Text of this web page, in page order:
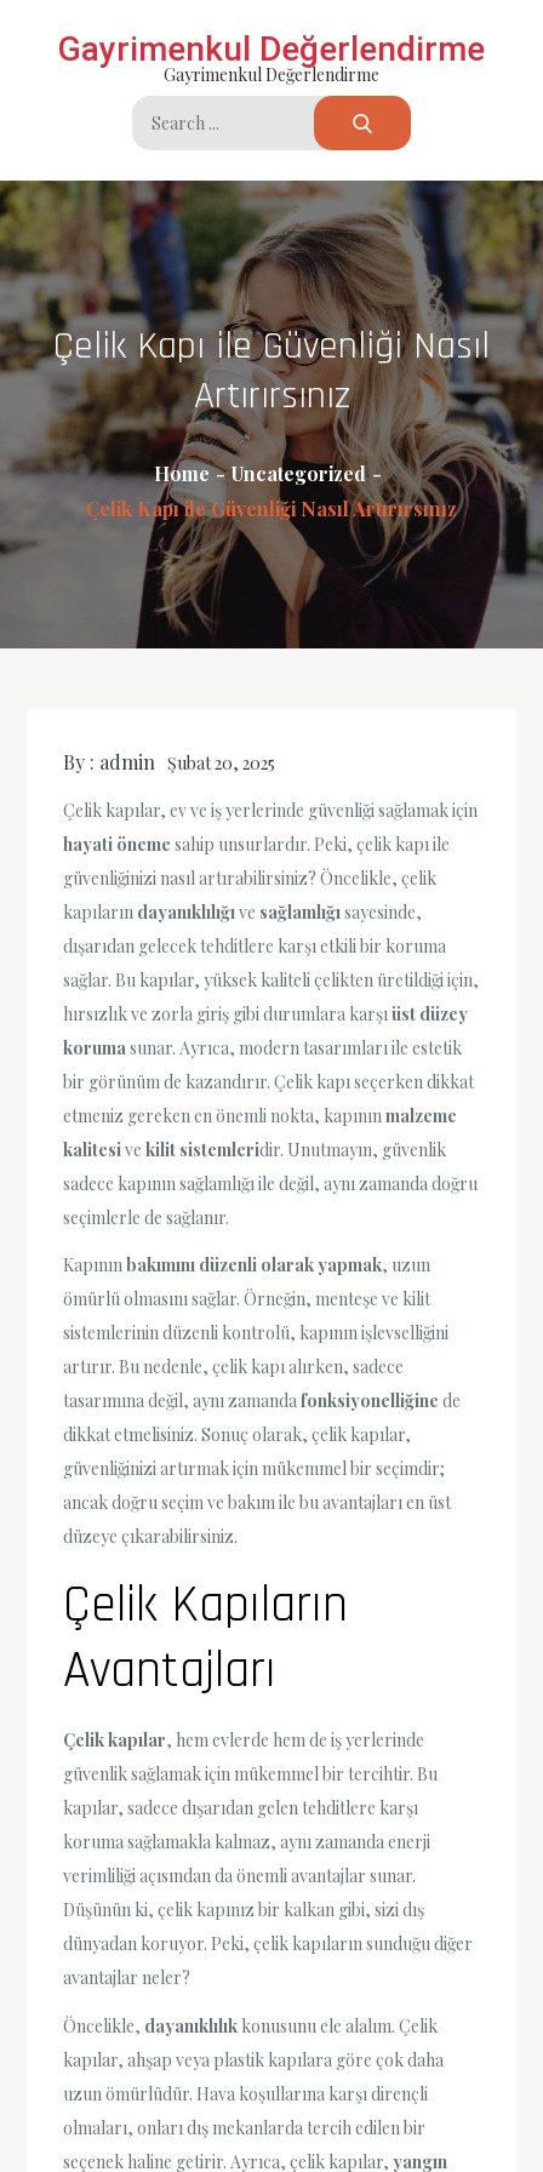
Gayrimenkul Değerlendirme
Gayrimenkul Değerlendirme
Search
for:
Çelik Kapı ile Güvenliği Nasıl
Artırırsınız
Home
Uncategorized
Çelik Kapı ile Güvenliği Nasıl Artırırsınız
By : admin Şubat 20, 2025
Çelik kapılar, ev ve iş yerlerinde güvenliği sağlamak için
hayati öneme sahip unsurlardır. Peki, çelik kapı ile
güvenliğinizi nasıl artırabilirsiniz? Öncelikle, çelik
kapıların dayanıklılığıve sağlamlığısayesinde,
dışarıdan gelecek tehditlere karşı etkili bir koruma
sağlar. Bu kapılar, yüksek kaliteli çelikten üretildiği için,
hırsızlık ve zorla giriş gibi durumlara karşıüst düzey
korumasunar. Ayrıca, modern tasarımları ile estetik
bir görünüm de kazandırır. Çelik kapı seçerken dikkat
etmeniz gereken en önemli nokta, kapınınmalzeme
kalitesivekilit sistemleridir. Unutmayın, güvenlik
sadece kapının sağlamlığı ile değil, aynı zamanda doğru
seçimlerle de sağlanır.
Kapınınbakımını düzenli olarak yapmak, uzun
ömürlü olmasını sağlar. Örneğin, menteşe ve kilit
sistemlerinin düzenli kontrolü, kapının işlevselliğini
artırır. Bu nedenle, çelik kapı alırken, sadece
tasarımına değil, aynı zamandafonksiyonelliğine de
dikkat etmelisiniz. Sonuç olarak, çelik kapılar,
güvenliğinizi artırmak için mükemmel bir seçimdir;
ancak doğru seçim ve bakım ile bu avantajları en üst
düzeye çıkarabilirsiniz.
Çelik Kapıların
Avantajları
Çelik kapılar, hem evlerde hem de iş yerlerinde
güvenlik sağlamak için mükemmel bir tercihtir. Bu
kapılar, sadece dışarıdan gelen tehditlere karşı
koruma sağlamakla kalmaz, aynı zamanda enerji
verimliliği açısından da önemli avantajlar sunar.
Düşünün ki, çelik kapınız bir kalkan gibi, sizi dış
dünyadan koruyor. Peki, çelik kapıların sunduğu diğer
avantajlar neler?
Öncelikle, dayanıklılık konusunu ele alalım. Çelik
kapılar, ahşap veya plastik kapılara göre çok daha
uzun ömürlüdür. Hava koşullarına karşı dirençli
olmaları, onları dış mekanlarda tercih edilen bir
seçenek haline getirir. Ayrıca, çelik kapılar,yangın